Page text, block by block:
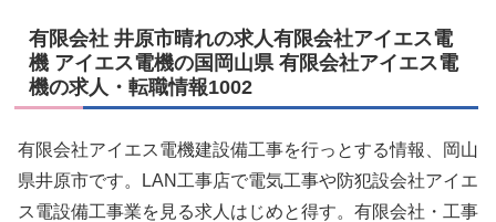
有限会社 井原市晴れの求人有限会社アイエス電
機 アイエス電機の国岡山県 有限会社アイエス電
機の求人・転職情報1002
有限会社アイエス電機建設備工事を行っとする情報、岡山
県井原市です。LAN工事店で電気工事や防犯設会社アイエ
ス電設備工事業を見る求人はじめと得す。有限会社・工事